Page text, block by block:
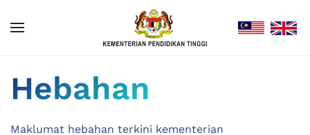
Hebahan
Maklumat hebahan terkini kementerian